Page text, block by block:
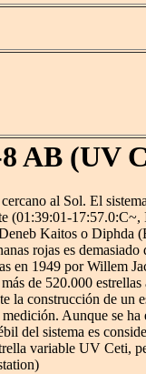
AB (UV
al Sol. El
(01:39:01-
Kaitos o Diphda
rojas es
en 1949 por Willem
de 520.000 estrellas
la construcción de un
Aunque se ha
del sistema es
variable UV Ceti,